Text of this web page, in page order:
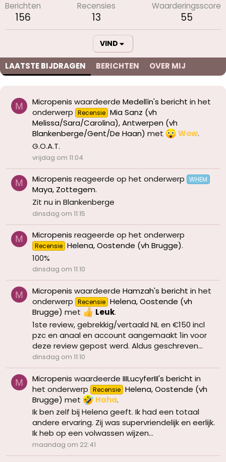
Berichten
156
Recensies
13
Waarderingsscore
55
VIND
LAATSTE BIJDRAGEN BERICHTEN OVER MIJ
M Micropenis waardeerde Medellín's bericht in het
onderwerp Recensie Mia Sanz (vh
Melissa/Sara/Carolina), Antwerpen (vh
Blankenberge/Gent/De Haan) met Wow.
G.O.A.T.
vrijdag om 11:04
M Micropenis reageerde op het onderwerp WHEM
Maya, Zottegem.
Zit nu in Blankenberge
dinsdag om 11:15
M Micropenis reageerde op het onderwerp
Recensie Helena, Oostende (vh Brugge).
100%
dinsdag om 11:10
M Micropenis waardeerde Hamzah's bericht in het
onderwerp Recensie Helena, Oostende (vh
Brugge) met Leuk.
1ste review, gebrekkig/vertaald NL en €150 incl
pzc en anaal en account aangemaakt 1in voor
deze review gepost werd. Aldus geschreven...
dinsdag om 11:10
M Micropenis waardeerde IIILucyferIII's bericht in
het onderwerp Recensie Helena, Oostende (vh
Brugge) met Haha.
Ik ben zelf bij Helena geeft. Ik had een totaal
andere ervaring. Zij was supervriendelijk en eerlijk.
Ik heb op een volwassen wijzen...
maandag om 22:41